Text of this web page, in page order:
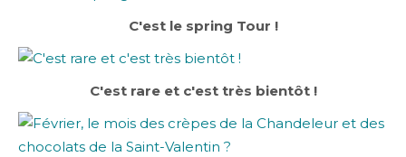
C'est le spring Tour !
C'est rare et c'est très bientôt !